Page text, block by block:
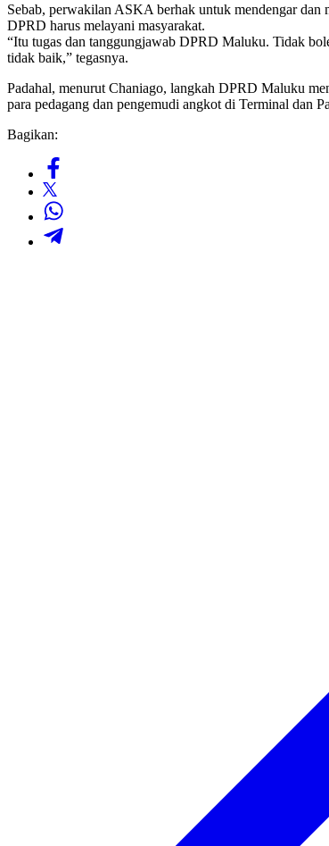
Sebab, perwakilan ASKA berhak untuk mendengar
DPRD harus melayani masyarakat.
“Itu tugas dan tanggungjawab DPRD Maluku. Tidak
tidak baik,” tegasnya.
Padahal, menurut Chaniago, langkah DPRD Maluku
para pedagang dan pengemudi angkot di Terminal dan
Bagikan: